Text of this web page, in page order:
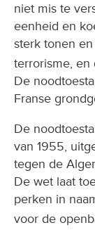
niet mis te
eenheid en
sterk tonen
terrorisme, en
De
Franse
De
van 1955,
tegen de
De wet laat
perken in
voor de